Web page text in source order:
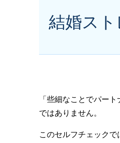
結婚ス
「些細なことでパー
ではありません。
このセルフチェック